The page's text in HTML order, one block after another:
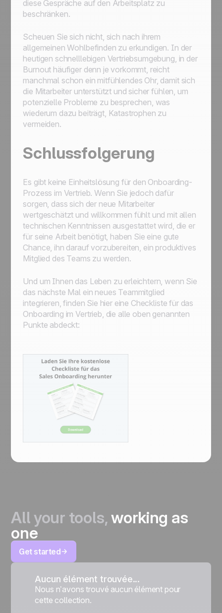
diese Gespräche auf den Arbeitsplatz zu
beschränken.
Scheuen Sie sich nicht, sich nach ihrem
allgemeinen Wohlbefinden zu erkundigen. In der
heutigen schnelllebigen Vertriebsumgebung, in der
Burnout häufiger denn je vorkommt, reicht
manchmal schon ein mitfühlendes Ohr, damit sich
die Mitarbeiter unterstützt und sicher fühlen, um
potenzielle Probleme zu besprechen, was
wiederum dazu beiträgt, Katastrophen zu
vermeiden.
Schlussfolgerung
Es gibt keine Einheitslösung für den Onboarding-
Prozess im Vertrieb. Wenn Sie jedoch dafür
sorgen, dass sich der neue Mitarbeiter
wertgeschätzt und willkommen fühlt und mit allen
technischen Kenntnissen ausgestattet wird, die er
für seine Arbeit benötigt, haben Sie eine gute
Chance, ihn darauf vorzubereiten, ein produktives
Mitglied des Teams zu werden.
Und um Ihnen das Leben zu erleichtern, wenn Sie
das nächste Mal ein neues Teammitglied
integrieren, finden Sie hier eine Checkliste für das
Onboarding im Vertrieb, die alle oben genannten
Punkte abdeckt:
All your tools,working as
one
Get started
Aucun élément trouvée...
Nous n’avons trouvé aucun élément pour
cette collection.